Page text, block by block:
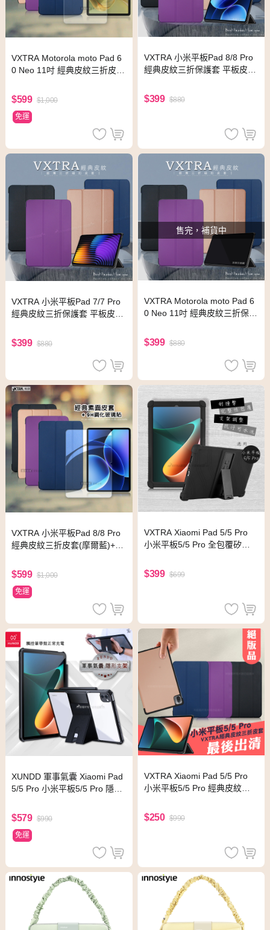
VXTRA Motorola moto Pad 6
0 Neo 11吋 經典皮紋三折皮套
價)
$599 $1,000
免運
VXTRA 小米平板Pad 8/8 Pro
經典皮紋三折保護套 平板皮套
$399 $880
VXTRA 小米平板Pad 7/7 Pro
經典皮紋三折保護套 平板皮套
$399 $880
售完，補貨中
VXTRA Motorola moto Pad 6
0 Neo 11吋 經典皮紋三折保護
$399 $880
VXTRA 小米平板Pad 8/8 Pro
經典皮紋三折皮套(摩爾藍)+9H
$599 $1,000
免運
VXTRA Xiaomi Pad 5/5 Pro
小米平板5/5 Pro 全包覆矽膠
$399 $699
XUNDD 軍事氣囊 Xiaomi Pad
5/5 Pro 小米平板5/5 Pro 隱形
黑)
$579 $990
免運
VXTRA Xiaomi Pad 5/5 Pro
小米平板5/5 Pro 經典皮紋三
$250 $990